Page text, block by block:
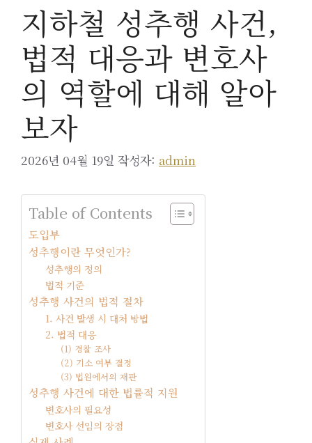
지하철 성추행 사건,
법적 대응과 변호사
의 역할에 대해 알아
보자
2026년 04월 19일 작성자: admin
Table of Contents
도입부
성추행이란 무엇인가?
성추행의 정의
법적 기준
성추행 사건의 법적 절차
1. 사건 발생 시 대처 방법
2. 법적 대응
(1) 경찰 조사
(2) 기소 여부 결정
(3) 법원에서의 재판
성추행 사건에 대한 법률적 지원
변호사의 필요성
변호사 선임의 장점